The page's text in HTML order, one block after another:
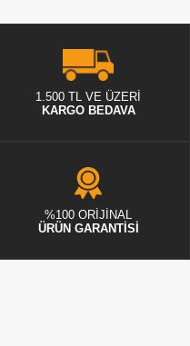
1.500 TL VE ÜZERİ
KARGO BEDAVA
%100 ORİJİNAL
ÜRÜN GARANTİSİ